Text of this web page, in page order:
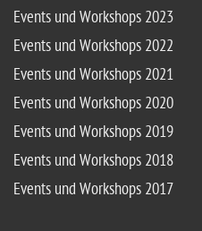
Events und Workshops 2023
Events und Workshops 2022
Events und Workshops 2021
Events und Workshops 2020
Events und Workshops 2019
Events und Workshops 2018
Events und Workshops 2017